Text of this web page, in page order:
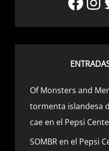
Of Monsters and
tormenta islandesa
cae en el Pepsi
SOMBR en el Pepsi